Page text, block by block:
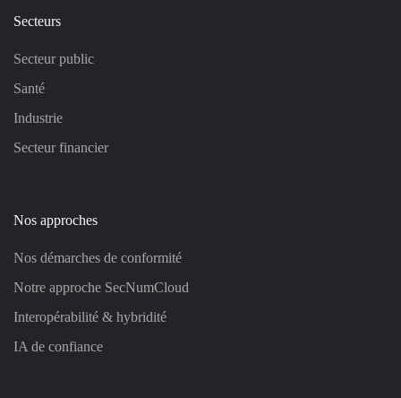
Secteurs
Secteur public
Santé
Industrie
Secteur financier
Nos approches
Nos démarches de conformité
Notre approche SecNumCloud
Interopérabilité & hybridité
IA de confiance